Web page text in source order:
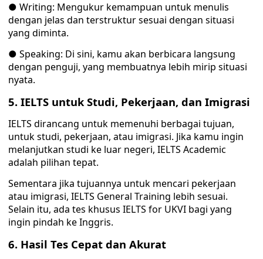
● Writing: Mengukur kemampuan untuk menulis
dengan jelas dan terstruktur sesuai dengan situasi
yang diminta.
● Speaking: Di sini, kamu akan berbicara langsung
dengan penguji, yang membuatnya lebih mirip situasi
nyata.
5. IELTS untuk Studi, Pekerjaan, dan Imigrasi
IELTS dirancang untuk memenuhi berbagai tujuan,
untuk studi, pekerjaan, atau imigrasi. Jika kamu ingin
melanjutkan studi ke luar negeri, IELTS Academic
adalah pilihan tepat.
Sementara jika tujuannya untuk mencari pekerjaan
atau imigrasi, IELTS General Training lebih sesuai.
Selain itu, ada tes khusus IELTS for UKVI bagi yang
ingin pindah ke Inggris.
6. Hasil Tes Cepat dan Akurat